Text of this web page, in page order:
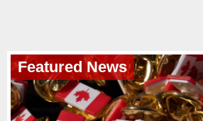
Featured News